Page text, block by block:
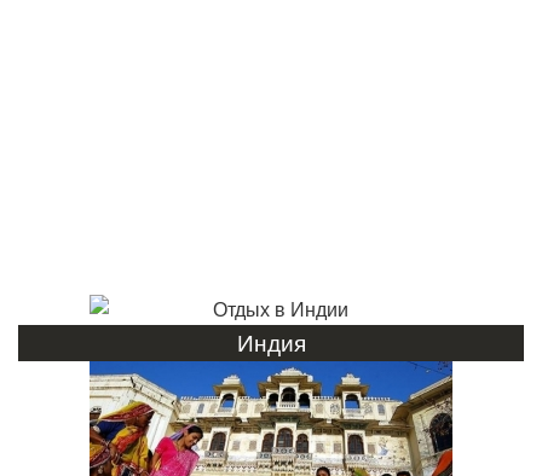
Индия